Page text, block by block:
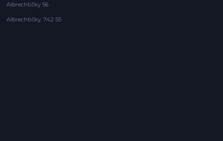
Albrechtičky 56
Albrechtičky, 742 55